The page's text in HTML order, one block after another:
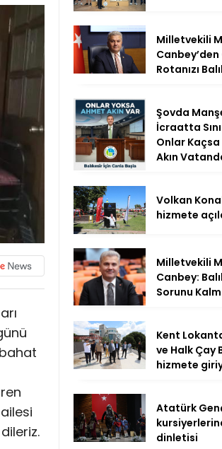
Milletvekili
Rotanızı
Şovda
İcraatta
Onlar
Akın
Volkan
hizmete
Milletvekili
Canbey:
Sorunu
Kent
ve Halk Çay
hizmete
Atatürk
dinletisi